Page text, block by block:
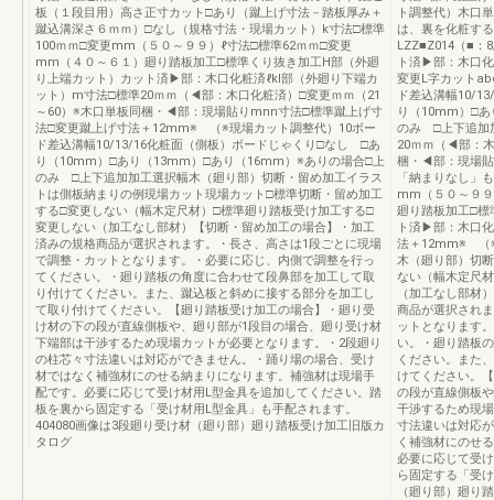
板（１段目用）高さ正寸カット□あり（蹴上げ寸法－踏板厚み＋
蹴込溝深さ６ｍｍ）□なし（規格寸法・現場カット）k寸法□標準
100ｍｍ□変更mm（５０～９９）ℓ寸法□標準62ｍｍ□変更
mm（４０～６１）廻り踏板加工□標準くり抜き加工H部（外廻
り上端カット）カット済▶部：木口化粧済ℓkI部（外廻り下端カ
ット）m寸法□標準20ｍｍ（◀部：木口化粧済）□変更ｍｍ（21
～60）※木口単板同梱・◀部：現場貼りmnn寸法□標準蹴上げ寸
法□変更蹴上げ寸法＋12mm※ （※現場カット調整代）10ボー
ド差込溝幅10/13/16化粧面（側板）ボードじゃくり□なし □あ
り（10mm）□あり（13mm）□あり（16mm）※ありの場合□上
のみ □上下追加加工選択幅木（廻り部）切断・留め加工イラス
トは側板納まりの例現場カット現場カット□標準切断・留め加工
する□変更しない（幅木定尺材）□標準廻り踏板受け加工する□
変更しない（加工なし部材）【切断・留め加工の場合】・加工
済みの規格商品が選択されます。・長さ、高さは1段ごとに現場
で調整・カットとなります。・必要に応じ、内側で調整を行っ
てください。・廻り踏板の角度に合わせて段鼻部を加工して取
り付けてください。また、蹴込板と斜めに接する部分を加工し
て取り付けてください。【廻り踏板受け加工の場合】・廻り受
け材の下の段が直線側板や、廻り部が1段目の場合、廻り受け材
下端部は干渉するため現場カットが必要となります。・2段廻り
の柱芯々寸法違いは対応ができません。・踊り場の場合、受け
材ではなく補強材にのせる納まりになります。補強材は現場手
配です。必要に応じて受け材用L型金具を追加してください。踏
板を裏から固定する「受け材用L型金具」も手配されます。
404080画像は3段廻り受け材（廻り部）廻り踏板受け加工旧版カ
タログ
ト調整代）木
は、裏を化粧す
LZZ■Z014（■：
ト済▶部：木口
変更L字カット
ド差込溝幅10/
り（10mm）□
のみ □上下追加
20ｍｍ（◀部：
梱・◀部：現場
「納まりなし」
mm（５０～９
廻り踏板加工□標
ト済▶部：木口
法＋12mm※ （※
木（廻り部）切
ない（幅木定尺
（加工なし部材
商品が選択され
ットとなります
い。・廻り踏板
ください。また
けてください。
の段が直線側板
干渉するため現
寸法違いは対応
く補強材にのせ
必要に応じて受
ら固定する「受
（廻り部）廻り